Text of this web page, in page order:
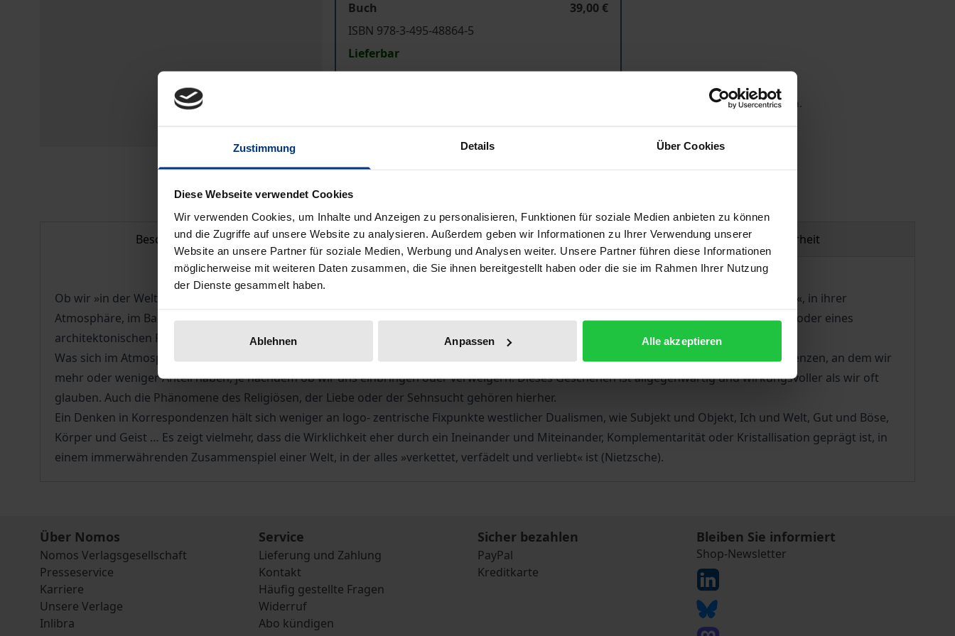
Zustimmung Details Über Cookies
Diese Webseite verwendet Cookies
Wir verwenden Cookies, um Inhalte und Anzeigen zu personalisieren, Funktionen für soziale Medien anbieten zu können
und die Zugriffe auf unsere Website zu analysieren. Außerdem geben wir Informationen zu Ihrer Verwendung unserer
Website an unsere Partner für soziale Medien, Werbung und Analysen weiter. Unsere Partner führen diese Informationen
möglicherweise mit weiteren Daten zusammen, die Sie ihnen bereitgestellt haben oder die sie im Rahmen Ihrer Nutzung
der Dienste gesammelt haben.
Ablehnen Anpassen Alle akzeptieren
Buch
39,00 €
ISBN 978-3-495-48864-5
Lieferbar
Preisangaben inkl. MwSt. Abhängig von der Lieferadresse kann die MwSt. an der Kasse variieren.
In den Warenkorb Zur Wunschliste hinzufügen
Hinweise zu Versandkosten
Beschreibung Bibliografische Angaben Produktsicherheit
Ob wir »in der Welt« leben oder in einer kosmischen »Ordnung der Dinge«, sei dahingestellt. Jedenfalls aber leben wir im »Atem der Dinge«, in ihrer
Atmosphäre, im Bann von Ereignissen und beeinflusst von Personen, dem »Zeitgeist« oder auch einfach nur der Stimmung eines Gartens oder eines
architektonischen Raumes.
Was sich im Atmosphärischen zeigt, sind nicht einfach Gefühle, Bilder oder Symbole, sondern das allgemeine Geschehen der Korrespondenzen, an dem wir
mehr oder weniger Anteil haben, je nachdem ob wir uns einbringen oder verweigern. Dieses Geschehen ist allgegenwärtig und wirkungsvoller als wir oft
glauben. Auch die Phänomene des Religiösen, der Liebe oder der Sehnsucht gehören hierher.
Ein Denken in Korrespondenzen hält sich weniger an logo- zentrische Fixpunkte westlicher Dualismen, wie Subjekt und Objekt, Ich und Welt, Gut und Böse,
Körper und Geist … Es zeigt vielmehr, dass die Wirklichkeit eher durch ein Ineinander und Miteinander, Komplementarität oder Kristallisation geprägt ist, in
einem immerwährenden Zusammenspiel einer Welt, in der alles »verkettet, verfädelt und verliebt« ist (Nietzsche).
Über Nomos
Nomos Verlagsgesellschaft
Presseservice
Karriere
Unsere Verlage
Inlibra
Service
Lieferung und Zahlung
Kontakt
Häufig gestellte Fragen
Widerruf
Abo kündigen
Sicher bezahlen
PayPal
Kreditkarte
Bleiben Sie informiert
Shop-Newsletter